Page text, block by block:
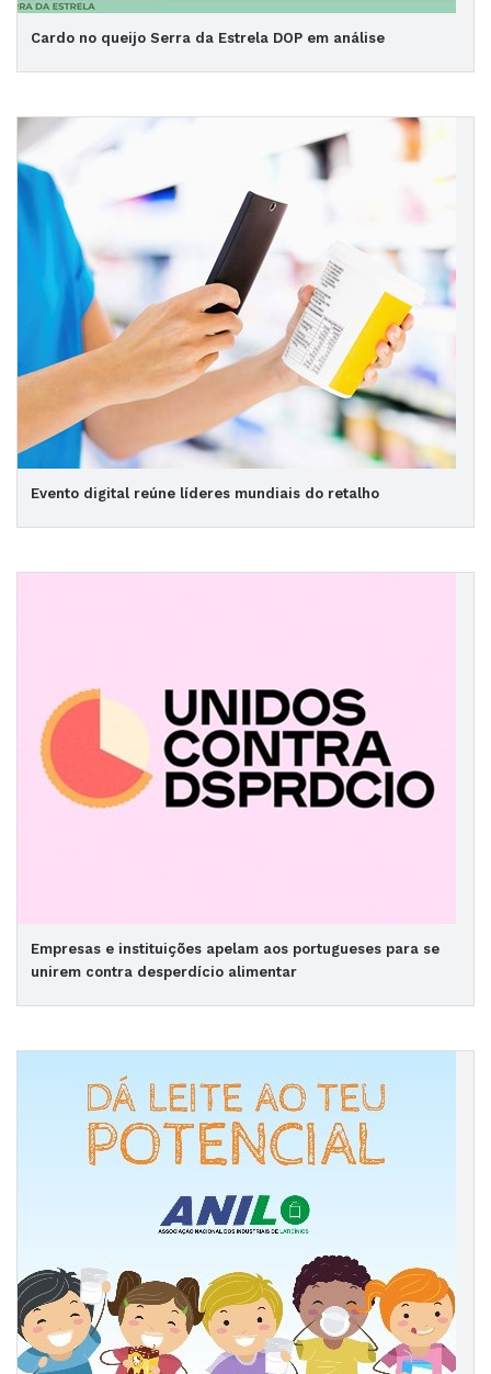
Cardo no queijo Serra da Estrela DOP em análise
Evento digital reúne líderes mundiais do retalho
Empresas e instituições apelam aos portugueses para se
unirem contra desperdício alimentar